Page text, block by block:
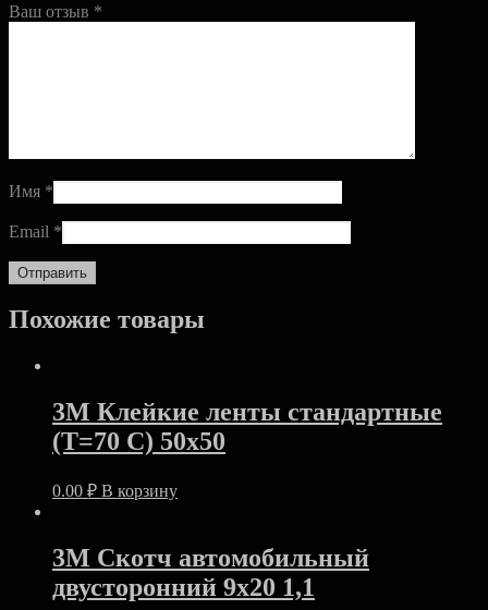
Ваш отзыв *
Имя *
Email *
Похожие товары
3М Клейкие ленты стандартные
(T=70 С) 50х50
0.00 ₽ В корзину
3M Скотч автомобильный
двусторонний 9х20 1,1